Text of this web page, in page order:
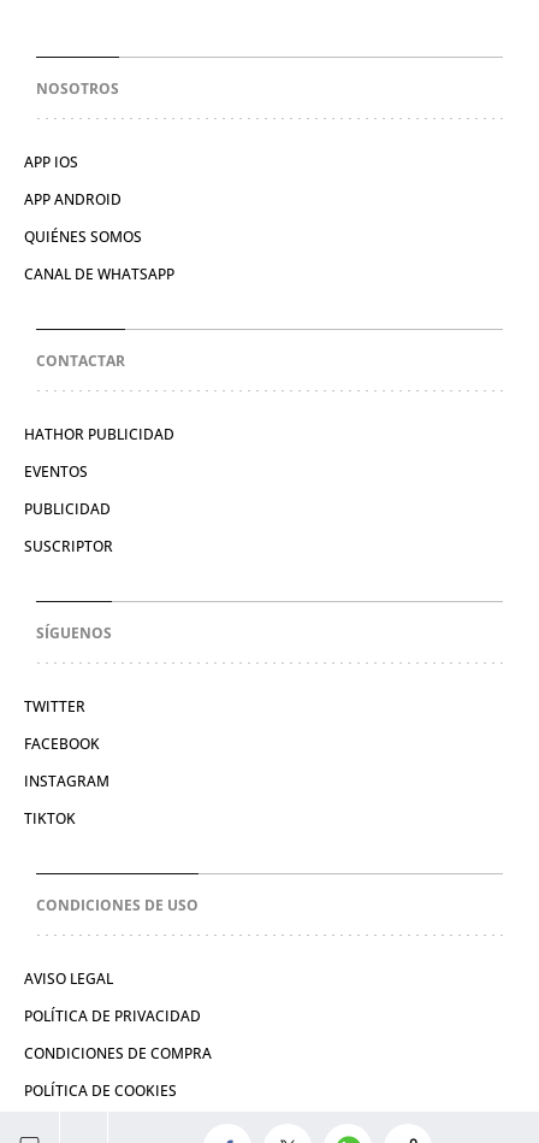
NOSOTROS
APP IOS
APP ANDROID
QUIÉNES SOMOS
CANAL DE WHATSAPP
CONTACTAR
HATHOR PUBLICIDAD
EVENTOS
PUBLICIDAD
SUSCRIPTOR
SÍGUENOS
TWITTER
FACEBOOK
INSTAGRAM
TIKTOK
CONDICIONES DE USO
AVISO LEGAL
POLÍTICA DE PRIVACIDAD
CONDICIONES DE COMPRA
POLÍTICA DE COOKIES